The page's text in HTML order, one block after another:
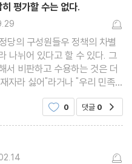
평가할 수는 없다.
당의 구성원들우 정책의 차별
나뉘어 있다고 할 수 있다. 그
서 비판하고 수용하는 것은 더
자라 싫어"라거나 "우리 민족
초보 수준에 불과하다'이 책이
의 정치는
0 댓글 0